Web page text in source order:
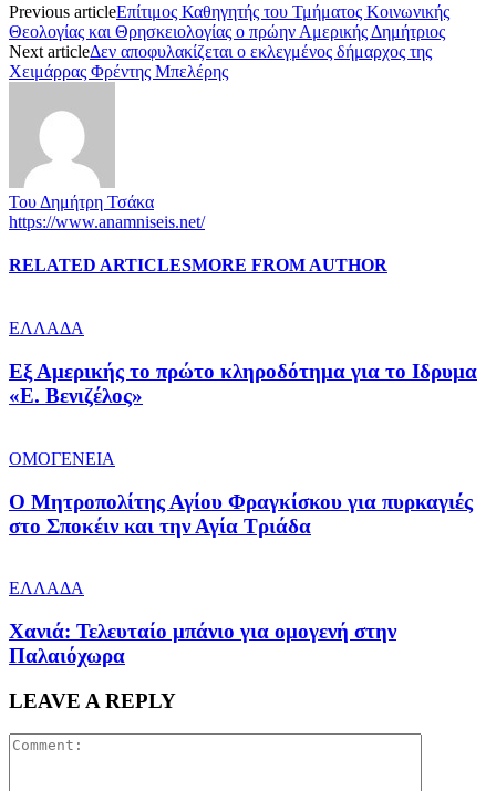
Previous articleΕπίτιμος Καθηγητής του Τμήματος Κοινωνικής
Θεολογίας και Θρησκειολογίας ο πρώην Αμερικής Δημήτριος
Next articleΔεν αποφυλακίζεται ο εκλεγμένος δήμαρχος της
Χειμάρρας Φρέντης Μπελέρης
Του Δημήτρη Τσάκα
https://www.anamniseis.net/
RELATED ARTICLESMORE FROM AUTHOR
ΕΛΛΑΔΑ
Εξ Αμερικής το πρώτο κληροδότημα για το Ιδρυμα
«Ε. Βενιζέλος»
ΟΜΟΓΕΝΕΙΑ
Ο Μητροπολίτης Αγίου Φραγκίσκου για πυρκαγιές
στο Σποκέιν και την Αγία Τριάδα
ΕΛΛΑΔΑ
Χανιά: Τελευταίο μπάνιο για ομογενή στην
Παλαιόχωρα
LEAVE A REPLY